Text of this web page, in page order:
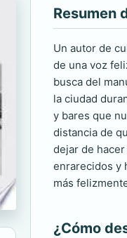
Resumen
Un autor de
de una voz
busca del
la ciudad
y bares que
distancia de
dejar de
enrarecidos y
más
¿Cómo